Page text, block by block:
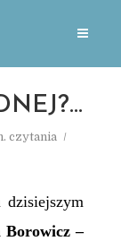
czytania
Borowicz –